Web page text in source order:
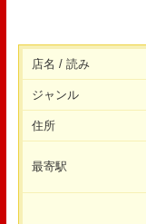
店名 / 読み
ジャンル
住所
最寄駅